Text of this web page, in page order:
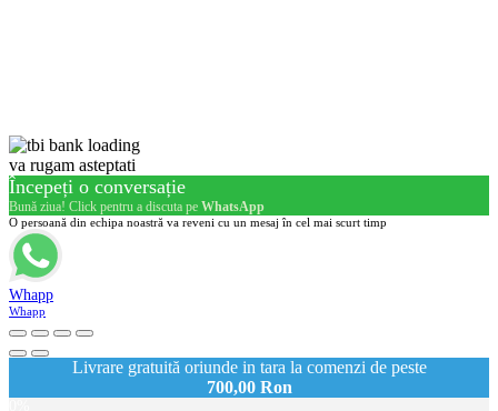
va rugam asteptati
Începeți o conversație
Bună ziua! Click pentru a discuta pe WhatsApp
O persoană din echipa noastră va reveni cu un mesaj în cel mai scurt timp
Whapp
Whapp
Livrare gratuită oriunde in tara la comenzi de peste
700,00 Ron